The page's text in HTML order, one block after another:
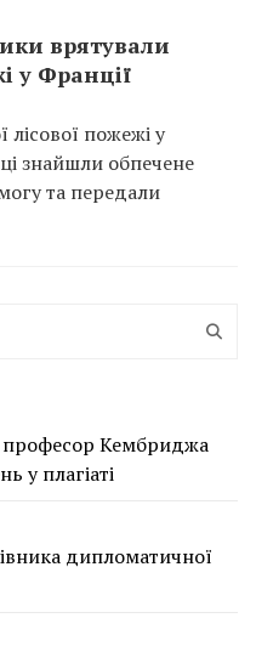
врятували
у Франції
лісової пожежі у
знайшли обпечене
та передали
Кембриджа
у плагіаті
дипломатичної